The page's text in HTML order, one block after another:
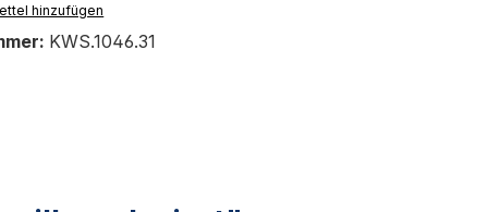
hinzufügen
KWS.1046.31